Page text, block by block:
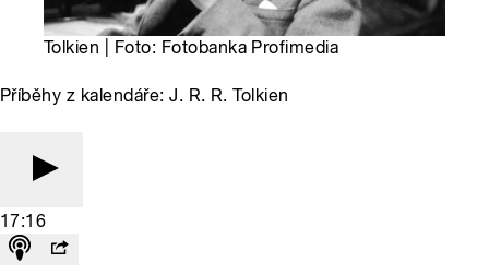
Tolkien | Foto: Fotobanka Profimedia
Příběhy z kalendáře: J. R. R. Tolkien
17:16